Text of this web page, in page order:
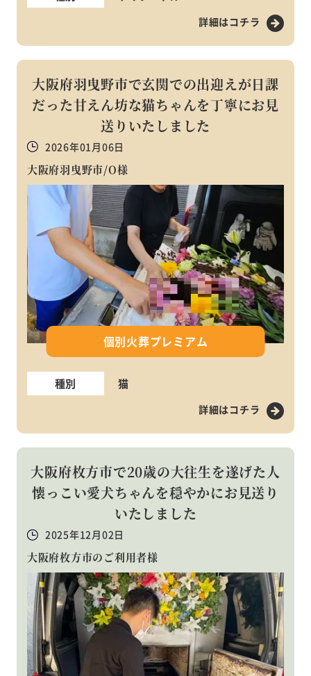
詳細はコチラ
大阪府羽曳野市で玄関での出迎えが日課
だった甘えん坊な猫ちゃんを丁寧にお見
送りいたしました
2026年01月06日
大阪府羽曳野市/O様
個別火葬プレミアム
種別 猫
詳細はコチラ
大阪府枚方市で20歳の大往生を遂げた人
懐っこい愛犬ちゃんを穏やかにお見送り
いたしました
2025年12月02日
大阪府枚方市のご利用者様